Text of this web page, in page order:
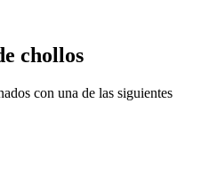
chollos
con una de las siguientes